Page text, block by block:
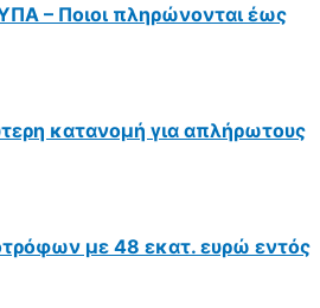
– Ποιοι πληρώνονται έως
κατανομή για απλήρωτους
με 48 εκατ. ευρώ εντός